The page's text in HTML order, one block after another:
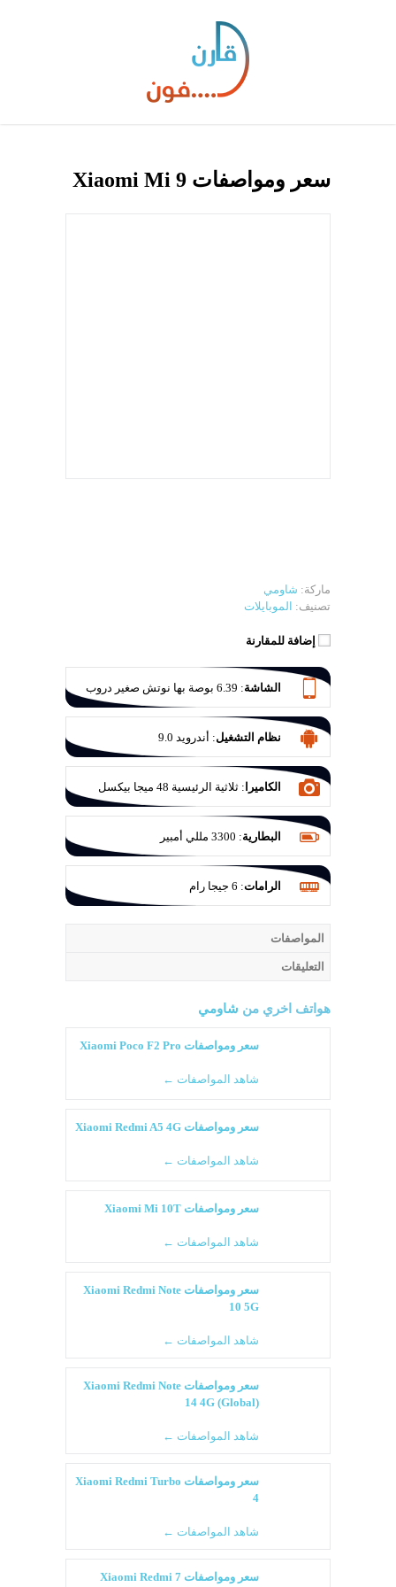
سعر ومواصفات Xiaomi Mi 9
ماركة: شاومي
تصنيف: الموبايلات
إضافة للمقارنة
الشاشة:
6.39 بوصة بها نوتش صغير دروب
وتر
نظام التشغيل: أندرويد 9.0
الكاميرا :
ثلاثية الرئيسية 48 ميجا بيكسل
فتحة عدسة f/1.8 والثانوية 16 ميجا بيكسل
فتحة عدسة f/2.2 للتصوير الواسع و الثالثة 12
ميجا بيكسل فتحة عدسة f/2.2 للزوم
البطارية: 3300 مللي أمبير
الرامات: 6 جيجا رام
المواصفات
التعليقات
هواتف اخري من شاومي
سعر ومواصفات Xiaomi Poco F2 Pro
شاهد المواصفات ←
سعر ومواصفات Xiaomi Redmi A5 4G
شاهد المواصفات ←
سعر ومواصفات Xiaomi Mi 10T
شاهد المواصفات ←
سعر ومواصفات Xiaomi Redmi Note
10 5G
شاهد المواصفات ←
سعر ومواصفات Xiaomi Redmi Note
14 4G (Global)
شاهد المواصفات ←
سعر ومواصفات Xiaomi Redmi Turbo
4
شاهد المواصفات ←
سعر ومواصفات Xiaomi Redmi 7